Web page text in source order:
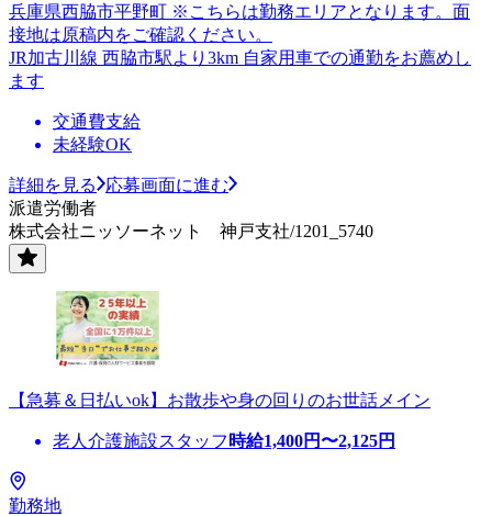
兵庫県西脇市平野町 ※こちらは勤務エリアとなります。面
接地は原稿内をご確認ください。
JR加古川線 西脇市駅より3km 自家用車での通勤をお薦めし
ます
交通費支給
未経験OK
詳細を見る
応募画面に進む
派遣労働者
株式会社ニッソーネット 神戸支社/1201_5740
【急募＆日払いok】お散歩や身の回りのお世話メイン
老人介護施設スタッフ 時給1,400円〜2,125円
勤務地